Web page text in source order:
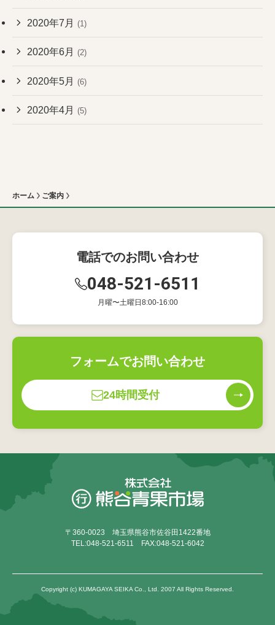
2020年7月 (1)
2020年6月 (2)
2020年5月 (6)
2020年4月 (5)
ホーム ご案内
電話でのお問い合わせ
048-521-6511
月曜〜土曜日8:00-16:00
フォームでお問い合わせ
24時間受付
〒360-0023 埼玉県熊谷市佐谷田1422番地
TEL:048-521-6511 FAX:048-521-6042
Copyright (c) KUMAGAYA SEIKA Co., Ltd. 2007 All Rights Reserved.